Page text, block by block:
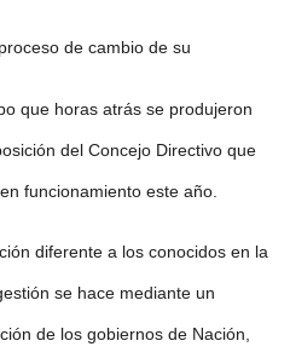
de cambio de su
que horas atrás se produjeron
del Concejo Directivo que
funcionamiento este año.
diferente a los conocidos en la
se hace mediante un
de los gobiernos de Nación,